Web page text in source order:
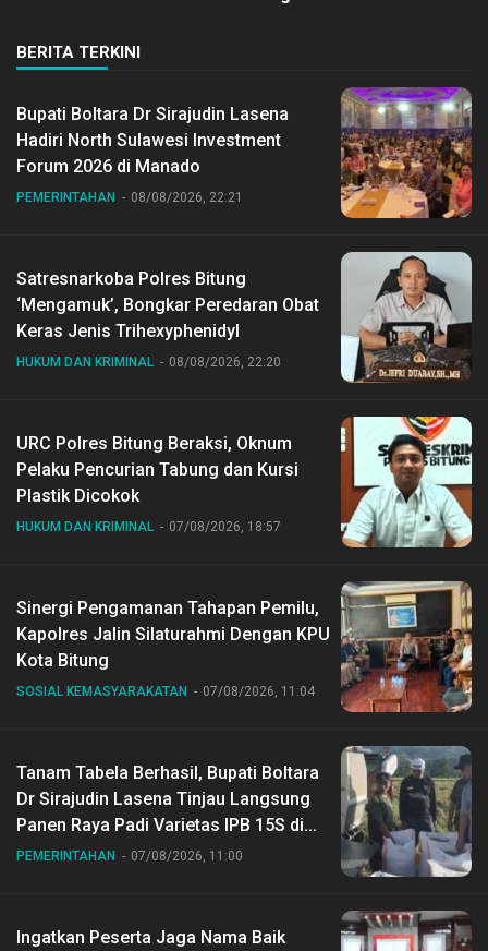
BERITA TERKINI
Bupati Boltara Dr Sirajudin Lasena
Hadiri North Sulawesi Investment
Forum 2026 di Manado
PEMERINTAHAN 08/08/2026, 22:21
Satresnarkoba Polres Bitung
‘Mengamuk’, Bongkar Peredaran Obat
Keras Jenis Trihexyphenidyl
HUKUM DAN KRIMINAL 08/08/2026, 22:20
URC Polres Bitung Beraksi, Oknum
Pelaku Pencurian Tabung dan Kursi
Plastik Dicokok
HUKUM DAN KRIMINAL 07/08/2026, 18:57
Sinergi Pengamanan Tahapan Pemilu,
Kapolres Jalin Silaturahmi Dengan KPU
Kota Bitung
SOSIAL KEMASYARAKATAN 07/08/2026, 11:04
Tanam Tabela Berhasil, Bupati Boltara
Dr Sirajudin Lasena Tinjau Langsung
Panen Raya Padi Varietas IPB 15S di
Desa Gihang
PEMERINTAHAN 07/08/2026, 11:00
Ingatkan Peserta Jaga Nama Baik